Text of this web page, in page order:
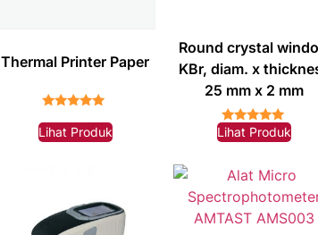
Thermal Printer Paper
Lihat Produk
Round crystal
KBr, diam. x
25 mm x 2 mm
★★★★★
Lihat Produk